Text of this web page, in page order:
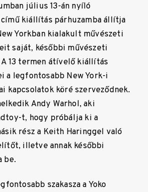
július 13-án nyíló
című kiállítás párhuzamba állítja
Yorkban kialakult művészeti
saját, későbbi művészeti
13 termen átívelő kiállítás
a legfontosabb New York-i
kapcsolatok köré szerveződnek.
Andy Warhol, aki
t, hogy próbálja ki a
rész a Keith Haringgel való
illetve annak későbbi
be.
szakasza a Yoko